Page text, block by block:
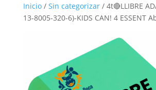
Inicio/ Sin categorizar/ 4t🔴LLIBRE
13-8005-320-6)-KIDS CAN! 4 ESSENT